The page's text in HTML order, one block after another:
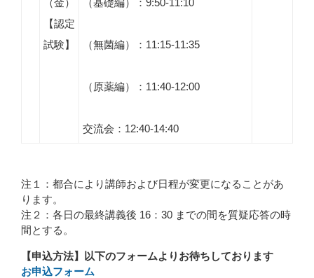
（金）
【認定
試験】
（基礎編）：9:50-11:10
（無菌編）：11:15-11:35
（原薬編）：11:40-12:00
交流会：12:40-14:40
注１：都合により講師および日程が変更になることがあ
ります。
注２：各日の最終講義後 16：30 までの間を質疑応答の時
間とする。
【申込方法】以下のフォームよりお待ちしております
お申込フォーム